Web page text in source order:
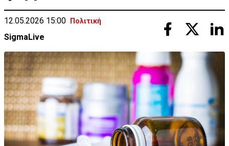
12.05.2026 15:00 Πολιτική
SigmaLive